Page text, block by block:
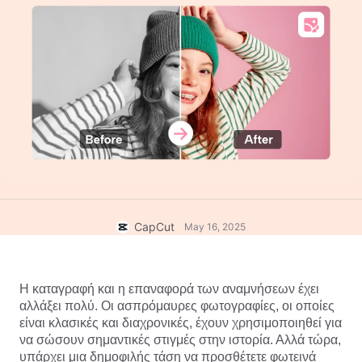
Αυτόματες λεζάντες
Πρότυπα για λεζάντες
Αναγνώριση ομιλίας
Μείωση θορύβου
Εικόνα
Τρόπος ζωής και vlog
Προσαρμοσμένος σχεδιασμός
Περισσότερα
Κορυφαίες επιλογές
Τάσεις και συμβουλές για πρότυπα
Περισσότερα
Πρότυπα κλάδων
Πρότυπα ανασκόπησης
Κέντρο εμπιστοσύνης
Κέντρο βοήθειας
Αίθουσα τύπου
Άνοιγμα CapCut
CapCut May 16, 2025
Η καταγραφή και η επαναφορά των αναμνήσεων έχει
αλλάξει πολύ. Οι ασπρόμαυρες φωτογραφίες, οι οποίες
είναι κλασικές και διαχρονικές, έχουν χρησιμοποιηθεί για
να σώσουν σημαντικές στιγμές στην ιστορία. Αλλά τώρα,
υπάρχει μια δημοφιλής τάση να προσθέτετε φωτεινά